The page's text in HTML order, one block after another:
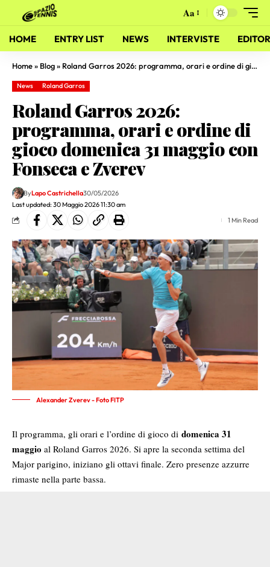
Aa
HOME ENTRY LIST NEWS INTERVISTE
Home» Blog» Roland Garros 2026: programma, orari e ordine di gioco domenica 31 maggio con Fonseca e Zverev
News Roland Garros
Roland Garros 2026:
programma, orari e ordine di
gioco domenica 31 maggio con
Fonseca e Zverev
Last updated: 30 Maggio 2026 11:30 am
ByLapo Castrichella30/05/2026
1 Min Read
Alexander Zverev - Foto FITP
Il programma, gli orari e l’ordine di gioco di domenica 31
maggio al Roland Garros 2026. Si apre la seconda settima del
Major parigino, iniziano gli ottavi finale. Zero presenze azzurre
rimaste nella parte bassa.